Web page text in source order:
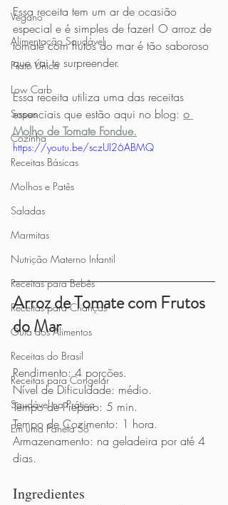
Vegano
Alimentação Saudável
Prato Único
Low Carb
Sopas
Cozinha
Receitas Básicas
Molhos e Patês
Saladas
Marmitas
Nutrição Materno Infantil
Receitas para Bebês
Receitas para Crianças
Guia dos Alimentos
Receitas do Brasil
Receitas para Congelar
Saudável na Prática
Em uma Panela Só
Essa receita tem um ar de ocasião
especial e é simples de fazer! O arroz de
tomate com frutos do mar é tão saboroso
que vai te surpreender.
Essa receita utiliza uma das receitas
essenciais que estão aqui no blog: o
Molho de Tomate Fondue.
https://youtu.be/sczUI26ABMQ
Arroz de Tomate com Frutos
do Mar
Rendimento: 4 porções.
Nível de Dificuldade: médio.
Tempo de Preparo: 5 min.
Tempo de Cozimento: 1 hora.
Armazenamento: na geladeira por até 4
dias.
Ingredientes